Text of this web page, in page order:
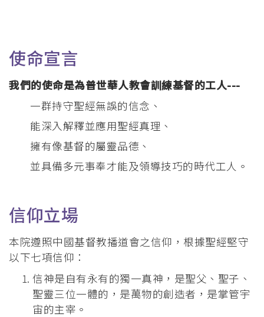
使命宣言
我們的使命是為普世華人教會訓練基督的工人---
一群持守聖經無誤的信念、
能深入解釋並應用聖經真理、
擁有像基督的屬靈品德、
並具備多元事奉才能及領導技巧的時代工人。
信仰立場
本院遵照中國基督教播道會之信仰，根據聖經堅守
以下七項信仰：
信神是自有永有的獨一真神，是聖父、聖子、
聖靈三位一體的，是萬物的創造者，是掌管宇
宙的主宰。